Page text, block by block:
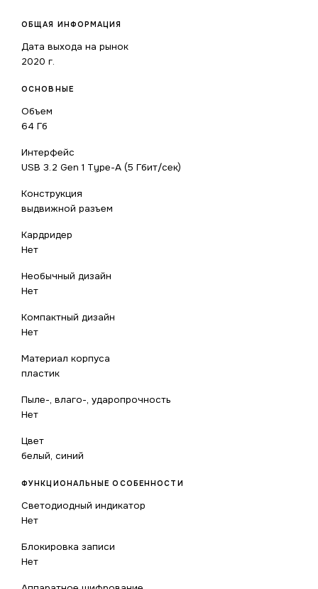
ОБЩАЯ ИНФОРМАЦИЯ
Дата выхода на рынок
2020 г.
ОСНОВНЫЕ
Объем
64 Гб
Интерфейс
USB 3.2 Gen 1 Type-A (5 Гбит/сек)
Конструкция
выдвижной разъем
Кардридер
Нет
Необычный дизайн
Нет
Компактный дизайн
Нет
Материал корпуса
пластик
Пыле-, влаго-, ударопрочность
Нет
Цвет
белый, синий
ФУНКЦИОНАЛЬНЫЕ ОСОБЕННОСТИ
Светодиодный индикатор
Нет
Блокировка записи
Нет